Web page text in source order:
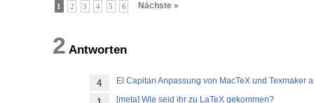
1 2 3 4 5 6 Nächste »
2 Antworten
4 El Capitan Anpassung von MacTeX und Texmaker
[meta] Wie seid ihr zu LaTeX gekommen?